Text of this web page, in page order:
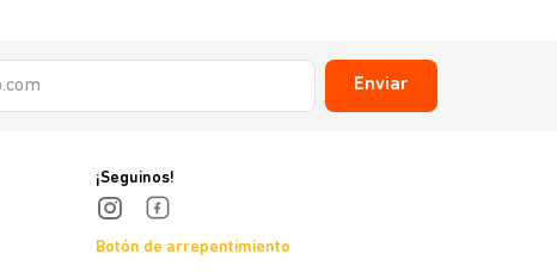
Enviar
¡Seguinos!
Botón de arrepentimiento